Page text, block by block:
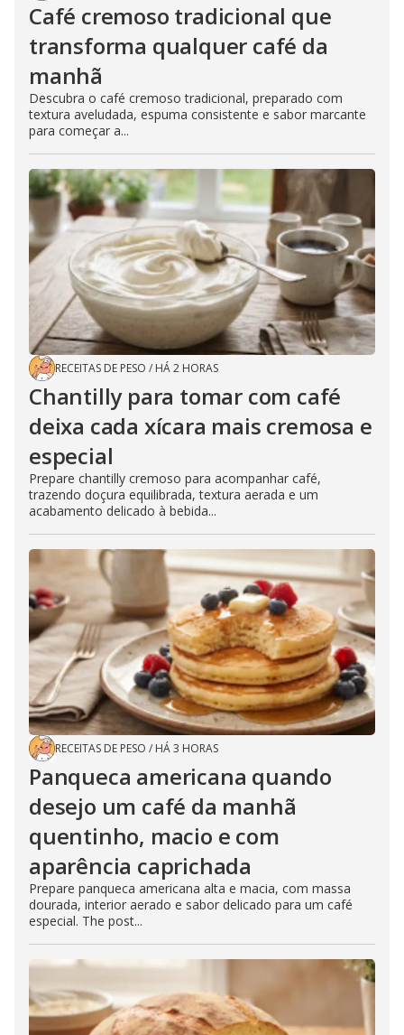
Café cremoso tradicional que
transforma qualquer café da
manhã
Descubra o café cremoso tradicional, preparado com
textura aveludada, espuma consistente e sabor marcante
para começar a...
RECEITAS DE PESO / HÁ 2 HORAS
Chantilly para tomar com café
deixa cada xícara mais cremosa e
especial
Prepare chantilly cremoso para acompanhar café,
trazendo doçura equilibrada, textura aerada e um
acabamento delicado à bebida...
RECEITAS DE PESO / HÁ 3 HORAS
Panqueca americana quando
desejo um café da manhã
quentinho, macio e com
aparência caprichada
Prepare panqueca americana alta e macia, com massa
dourada, interior aerado e sabor delicado para um café
especial. The post...